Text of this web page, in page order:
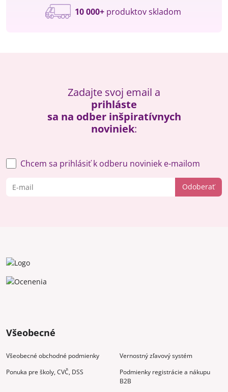
10 000+produktov skladom
Zadajte svoj email a
prihláste
sa na odber inšpiratívnych
noviniek:
Odoberať
Chcem sa prihlásiť k odberu noviniek e-mailom
Všeobecné
Všeobecné obchodné podmienky
Vernostný zľavový systém
Ponuka pre školy, CVČ, DSS
Podmienky registrácie a nákupu
B2B